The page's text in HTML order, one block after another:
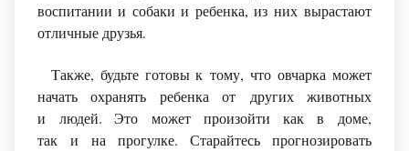
воспитании и собаки и ребенка, из них вырастают
отличные друзья.
Также, будьте готовы к тому, что овчарка может
начать охранять ребенка от других животных
и людей. Это может произойти как в доме,
так и на прогулке. Старайтесь прогнозировать